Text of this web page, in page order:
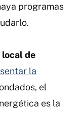
programas
local de
la
el
es la